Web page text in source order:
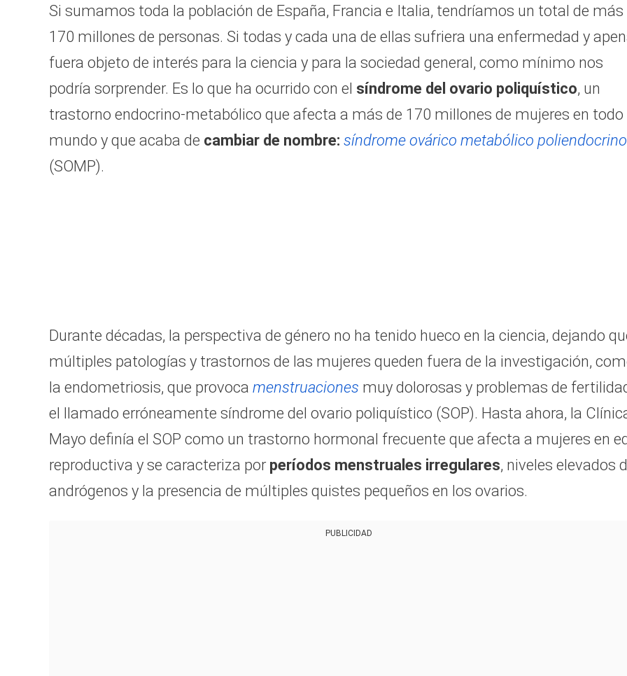
Si sumamos toda la población de España, Francia e Italia, tendríamos un total de más
170 millones de personas. Si todas y cada una de ellas sufriera una enfermedad y
fuera objeto de interés para la ciencia y para la sociedad general, como mínimo nos
podría sorprender. Es lo que ha ocurrido con el síndrome del ovario poliquístico, un
trastorno endocrino-metabólico que afecta a más de 170 millones de mujeres en todo
mundo y que acaba de cambiar de nombre: síndrome ovárico metabólico poliendocrino
(SOMP).
Durante décadas, la perspectiva de género no ha tenido hueco en la ciencia, dejando
múltiples patologías y trastornos de las mujeres queden fuera de la investigación,
la endometriosis, que provoca menstruaciones muy dolorosas y problemas de
el llamado erróneamente síndrome del ovario poliquístico (SOP). Hasta ahora, la
Mayo definía el SOP como un trastorno hormonal frecuente que afecta a mujeres en
reproductiva y se caracteriza por períodos menstruales irregulares, niveles elevados
andrógenos y la presencia de múltiples quistes pequeños en los ovarios.
PUBLICIDAD